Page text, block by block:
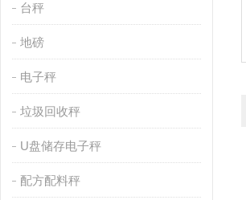
台秤
地磅
电子秤
垃圾回收秤
U盘储存电子秤
配方配料秤